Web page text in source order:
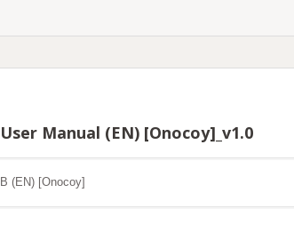
Manual (EN) [Onocoy]_v1.0
(EN) [Onocoy]